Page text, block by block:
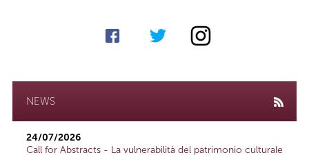
NEWS
24/07/2026
Call for Abstracts - La vulnerabilità del patrimonio culturale